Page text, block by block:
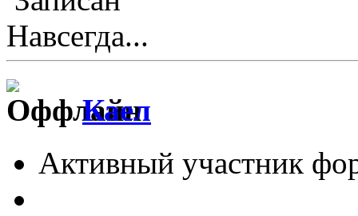
Навсегда...
Каел
Активный участник